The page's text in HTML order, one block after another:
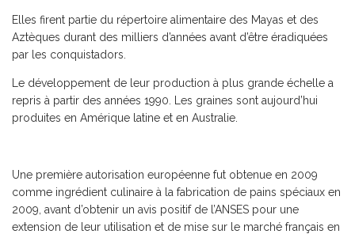
Elles firent partie du répertoire alimentaire des Mayas et des
Aztèques durant des milliers d’années avant d’être éradiquées
par les conquistadors.
Le développement de leur production à plus grande échelle a
repris à partir des années 1990. Les graines sont aujourd’hui
produites en Amérique latine et en Australie.
Une première autorisation européenne fut obtenue en 2009
comme ingrédient culinaire à la fabrication de pains spéciaux en
2009, avant d’obtenir un avis positif de l’ANSES pour une
extension de leur utilisation et de mise sur le marché français en